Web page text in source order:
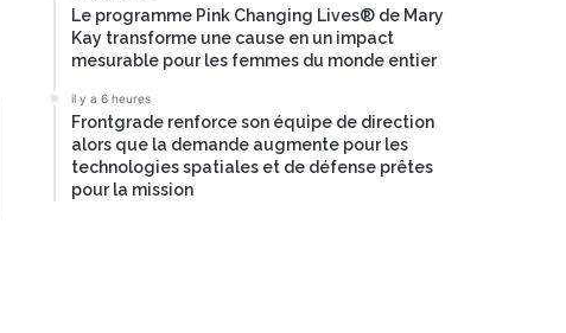
Le programme Pink Changing Lives® de Mary
Kay transforme une cause en un impact
mesurable pour les femmes du monde entier
il y a 6 heures
Frontgrade renforce son équipe de direction
alors que la demande augmente pour les
technologies spatiales et de défense prêtes
pour la mission